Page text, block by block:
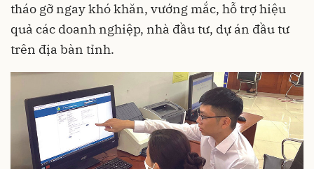
tháo gỡ ngay khó khăn, vướng mắc, hỗ trợ hiệu
quả các doanh nghiệp, nhà đầu tư, dự án đầu tư
trên địa bàn tỉnh.